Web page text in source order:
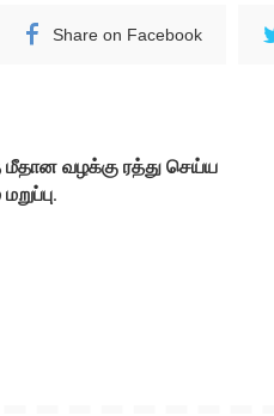
Share on Facebook
வழக்கு ரத்து செய்ய